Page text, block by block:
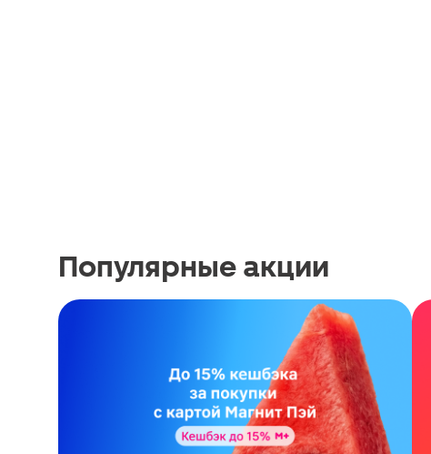
Популярные акции